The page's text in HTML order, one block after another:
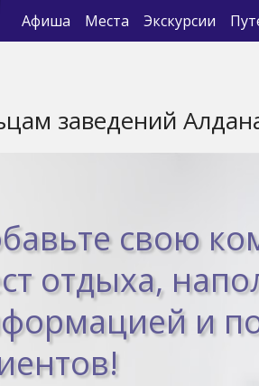
Афиша Места Экскурсии
заведений
свою
отдыха,
и